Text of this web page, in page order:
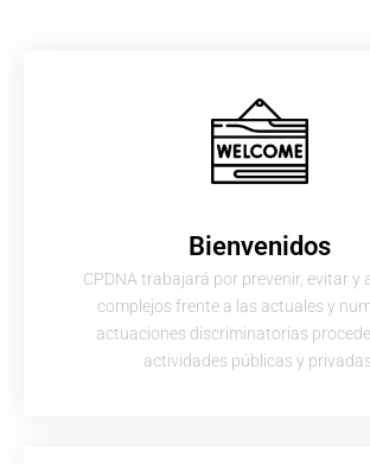
Bienvenidos
CPDNA trabajará por prevenir, evitar y
complejos frente a las actuales y
actuaciones discriminatorias
actividades públicas y privadas.